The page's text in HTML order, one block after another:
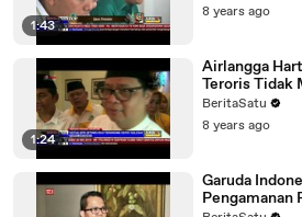
1:43
8 years ago
1:24
Airlangga
Teroris Tidak
BeritaSatu
8 years ago
Garuda
Pengamanan